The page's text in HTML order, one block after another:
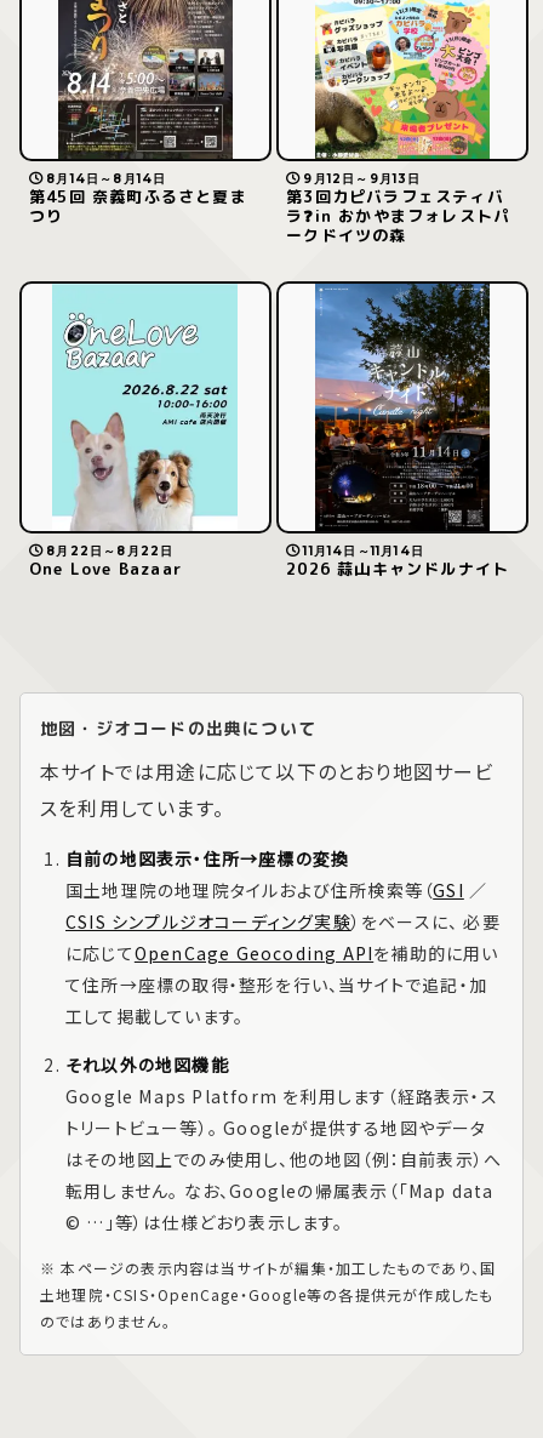
8月14日～8月14日
第45回 奈義町ふるさと夏ま
つり
9月12日～9月13日
第3回カピバラフェスティバ
ラ❓in おかやまフォレストパ
ークドイツの森
8月22日～8月22日
One Love Bazaar
11月14日～11月14日
2026 蒜山キャンドルナイト
地図・ジオコードの出典について
本サイトでは用途に応じて以下のとおり地図サービ
スを利用しています。
自前の地図表示・住所→座標の変換
国土地理院の地理院タイルおよび住所検索等（GSI ／
CSIS シンプルジオコーディング実験）をベースに、 必要
に応じてOpenCage Geocoding APIを補助的に用い
て住所→座標の取得・整形を行い、当サイトで追記・加
工して掲載しています。
それ以外の地図機能
Google Maps Platform を利用します（経路表示・ス
トリートビュー等）。 Googleが提供する地図やデータ
はその地図上でのみ使用し、他の地図（例：自前表示）へ
転用しません。 なお、Googleの帰属表示（「Map data
© …」等）は仕様どおり表示します。
※ 本ページの表示内容は当サイトが編集・加工したものであり、国
土地理院・CSIS・OpenCage・Google等の各提供元が作成したも
のではありません。